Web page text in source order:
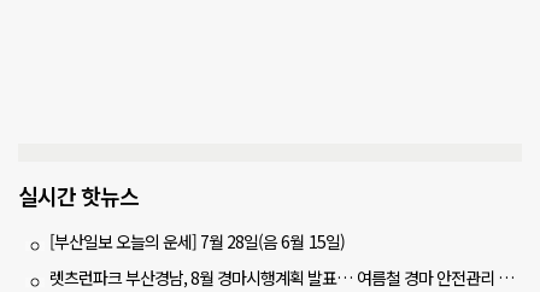
실시간 핫뉴스
[부산일보 오늘의 운세] 7월 28일(음 6월 15일)
렛츠런파크 부산경남, 8월 경마시행계획 발표… 여름철 경마 안전관리 강화